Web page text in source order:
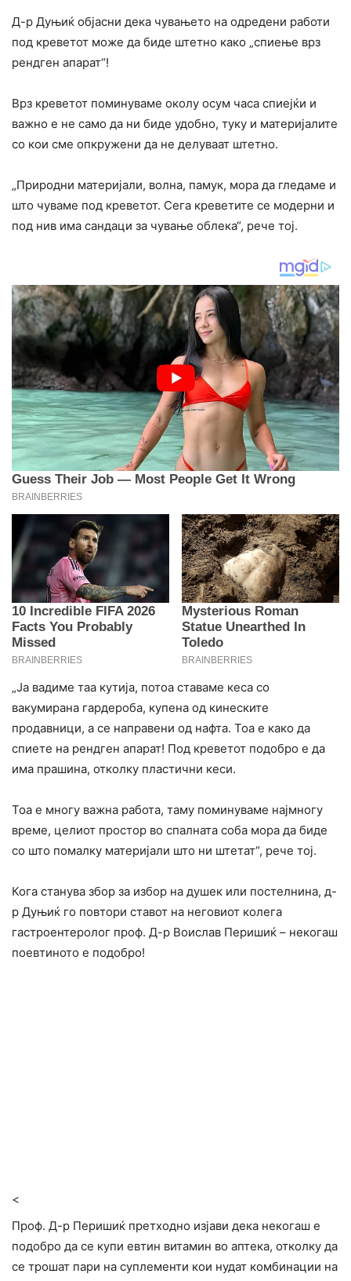
Д-р Дуњиќ објасни дека чувањето на одредени работи
под креветот може да биде штетно како „спиење врз
рендген апарат“!
Врз креветот поминуваме околу осум часа спиејќи и
важно е не само да ни биде удобно, туку и материјалите
со кои сме опкружени да не делуваат штетно.
„Природни материјали, волна, памук, мора да гледаме и
што чуваме под креветот. Сега креветите се модерни и
под нив има сандаци за чување облека“, рече тој.
„Ја вадиме таа кутија, потоа ставаме кеса со
вакумирана гардероба, купена од кинеските
продавници, а се направени од нафта. Тоа е како да
спиете на рендген апарат! Под креветот подобро е да
има прашина, отколку пластични кеси.
Тоа е многу важна работа, таму поминуваме најмногу
време, целиот простор во спалната соба мора да биде
со што помалку материјали што ни штетат“, рече тој.
Кога станува збор за избор на душек или постелнина, д-
р Дуњиќ го повтори ставот на неговиот колега
гастроентеролог проф. Д-р Воислав Перишиќ – некогаш
поевтиното е подобро!
<
Проф. Д-р Перишиќ претходно изјави дека некогаш е
подобро да се купи евтин витамин во аптека, отколку да
се трошат пари на суплементи кои нудат комбинации на